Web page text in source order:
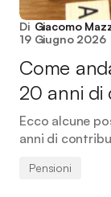
Di Giacomo
19 Giugno 2026
Come
20 anni di
Ecco alcune
anni di
Pensioni